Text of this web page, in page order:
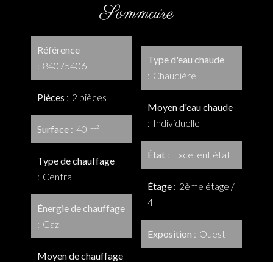
Sommaire
Référence
84075406
Pièces 2 pièces
Surface 40 m²
Type de chauffage
Central
Énergie de chauffage
Gaz
Moyen de chauffage
Type d'eau chaude
Chaudière
Moyen d'eau chaude
Individuelle
État Excellent état
Étage
2ème étage /
4
Exposition Ouest